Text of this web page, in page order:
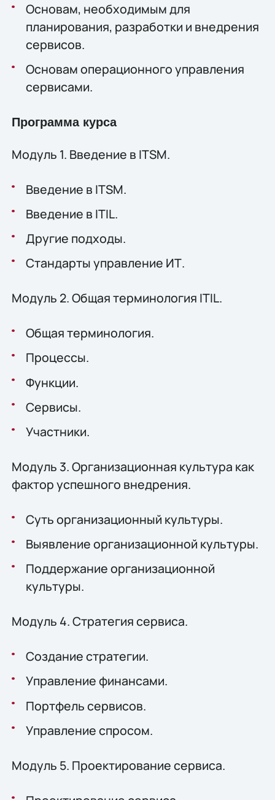
Основам, необходимым для
планирования, разработки и внедрения
сервисов.
Основам операционного управления
сервисами.
Программа курса
Модуль 1. Введение в ITSM.
Введение в ITSM.
Введение в ITIL.
Другие подходы.
Стандарты управление ИТ.
Модуль 2. Общая терминология ITIL.
Общая терминология.
Процессы.
Функции.
Сервисы.
Участники.
Модуль 3. Организационная культура как
фактор успешного внедрения.
Суть организационный культуры.
Выявление организационной культуры.
Поддержание организационной
культуры.
Модуль 4. Стратегия сервиса.
Создание стратегии.
Управление финансами.
Портфель сервисов.
Управление спросом.
Модуль 5. Проектирование сервиса.